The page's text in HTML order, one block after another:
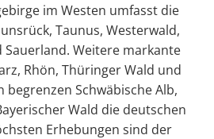
im Westen umfasst die
Taunus, Westerwald,
Sauerland. Weitere markante
Rhön, Thüringer Wald und
begrenzen Schwäbische Alb,
Wald die deutschen
Erhebungen sind der